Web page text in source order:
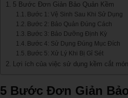
5 Bước Đơn Giản Bảo Quản Kềm
Bước 1: Vệ Sinh Sau Khi Sử Dụng
Bước 2: Bảo Quản Đúng Cách
Bước 3: Bảo Dưỡng Định Kỳ
Bước 4: Sử Dụng Đúng Mục Đích
Bước 5: Xử Lý Khi Bị Gỉ Sét
Lợi ích của việc sử dụng kềm cắt
5 Bước Đơn Giản